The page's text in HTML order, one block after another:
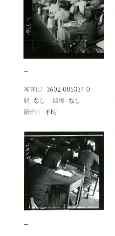
−
写真ID 3602-005334-0
駅 なし 路線 なし
撮影日
不明
−